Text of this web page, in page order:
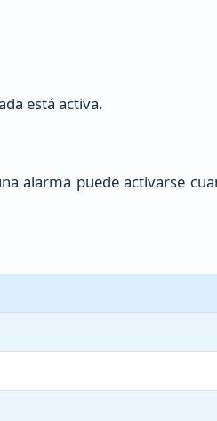
está activa.
alarma puede activarse